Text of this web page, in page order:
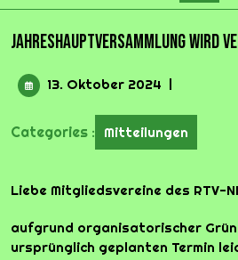
Jahreshauptversammlung wird
13. Oktober 2024 13.|
Categories : Mitteilungen
Liebe Mitgliedsvereine des RTV-
aufgrund organisatorischer
ursprünglich geplanten Termin